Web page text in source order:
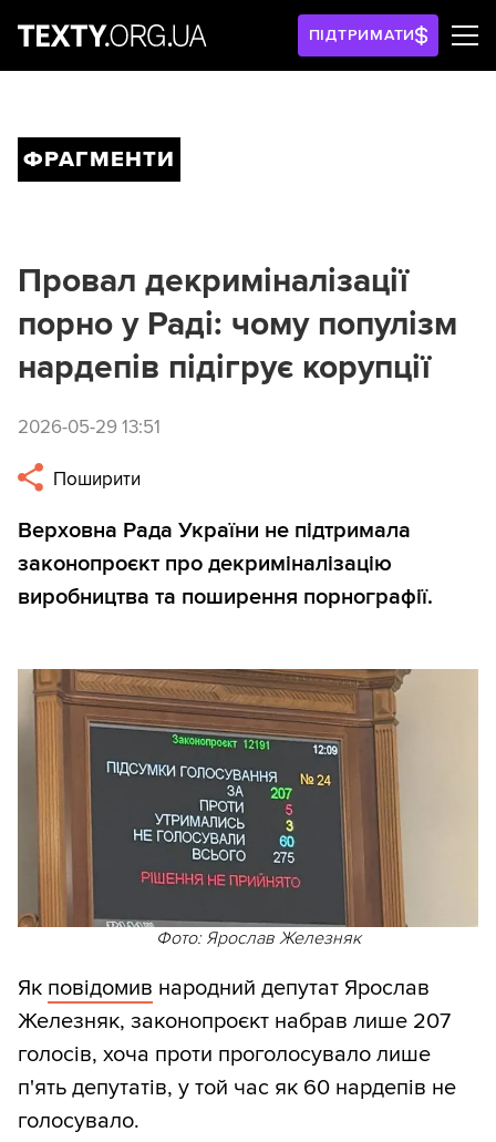
ПІДТРИМАТИ
ФРАГМЕНТИ
Провал декриміналізації
порно у Раді: чому популізм
нардепів підігрує корупції
2026-05-29 13:51
Поширити
Верховна Рада України не підтримала
законопроєкт про декриміналізацію
виробництва та поширення порнографії.
Фото: Ярослав Железняк
Як повідомив народний депутат Ярослав
Железняк, законопроєкт набрав лише 207
голосів, хоча проти проголосувало лише
п'ять депутатів, у той час як 60 нардепів не
голосувало.